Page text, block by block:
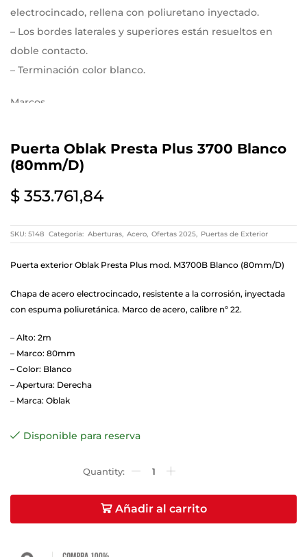
electrocincado, rellena con poliuretano inyectado.
– Los bordes laterales y superiores están resueltos en
doble contacto.
– Terminación color blanco.
Marcos
Herrajes y accesorios
– Cerradura de seguridad doble palera.
soldada en marco y en hoja, pintadas del color de la
Puerta Oblak Presta Plus 3700 Blanco
(80mm/D)
$ 353.761,84
SKU: 5148 Categoría: Aberturas, Acero, Ofertas 2025, Puertas de Exterior
Puerta exterior Oblak Presta Plus mod. M3700B Blanco (80mm/D)
Chapa de acero electrocincado, resistente a la corrosión, inyectada
con espuma poliuretánica. Marco de acero, calibre nº 22.
– Alto: 2m
– Marco: 80mm
– Color: Blanco
– Apertura: Derecha
– Marca: Oblak
Disponible para reserva
Añadir al carrito